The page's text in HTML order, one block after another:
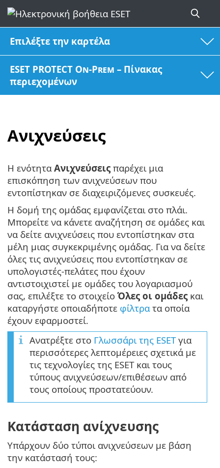
Επιλέξτε την καρτέλα
ESET PROTECT On-Prem – Πίνακας
περιεχομένων
Ανιχνεύσεις
Η ενότητα Ανιχνεύσεις παρέχει μια
επισκόπηση των ανιχνεύσεων που
εντοπίστηκαν σε διαχειριζόμενες συσκευές.
Η δομή της ομάδας εμφανίζεται στο πλάι.
Μπορείτε να κάνετε αναζήτηση σε ομάδες και
να δείτε ανιχνεύσεις που εντοπίστηκαν στα
μέλη μιας συγκεκριμένης ομάδας. Για να δείτε
όλες τις ανιχνεύσεις που εντοπίστηκαν σε
υπολογιστές-πελάτες που έχουν
αντιστοιχιστεί με ομάδες του λογαριασμού
σας, επιλέξτε το στοιχείο Όλες οι ομάδες και
καταργήστε οποιαδήποτε φίλτρα τα οποία
έχουν εφαρμοστεί.
Ανατρέξτε στο Γλωσσάρι της ESETγια
περισσότερες λεπτομέρειες σχετικά με
τις τεχνολογίες της ESET και τους
τύπους ανιχνεύσεων/επιθέσεων από
τους οποίους προστατεύουν.
Κατάσταση ανίχνευσης
Υπάρχουν δύο τύποι ανιχνεύσεων με βάση
την κατάστασή τους: